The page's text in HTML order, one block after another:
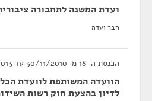
ועדת המשנה לתחבורה
חבר ועדה
הכנסת ה-18 מ-30/11/2010 עד 05/02/2013
הוועדה המשותפת לוועדת
לדיון בהצעת חוק רשות